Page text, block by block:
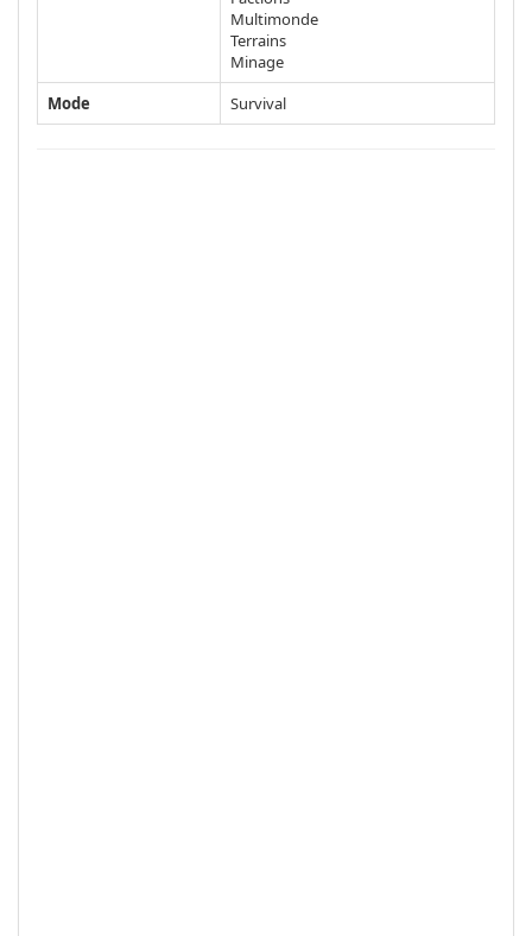
Multimonde
Terrains
Minage
Mode
Survival